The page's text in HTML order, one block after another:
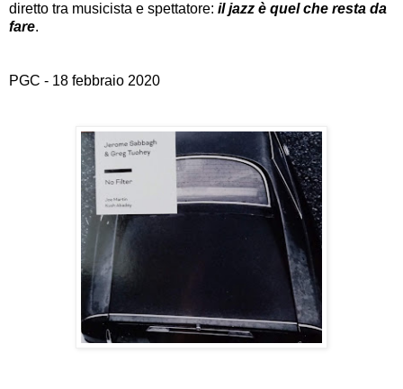
diretto tra musicista e spettatore: il jazz è quel che resta da
fare.
PGC - 18 febbraio 2020